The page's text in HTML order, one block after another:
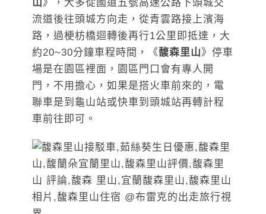
山》，大多從國道五號高速公路下頭城交
流道後往頭城方向走，從青雲路接上濱海
路，過梗枋橋迴轉後再行1公里即抵達，大
約20~30分鐘車程時間，《馥森里山》停車
場是在園區裡面，園區門口會有專人開
門，不用擔心，如果是搭火車前來的，電
聯車是到龜山站或快車到頭城站再轉計程
車前往即可。